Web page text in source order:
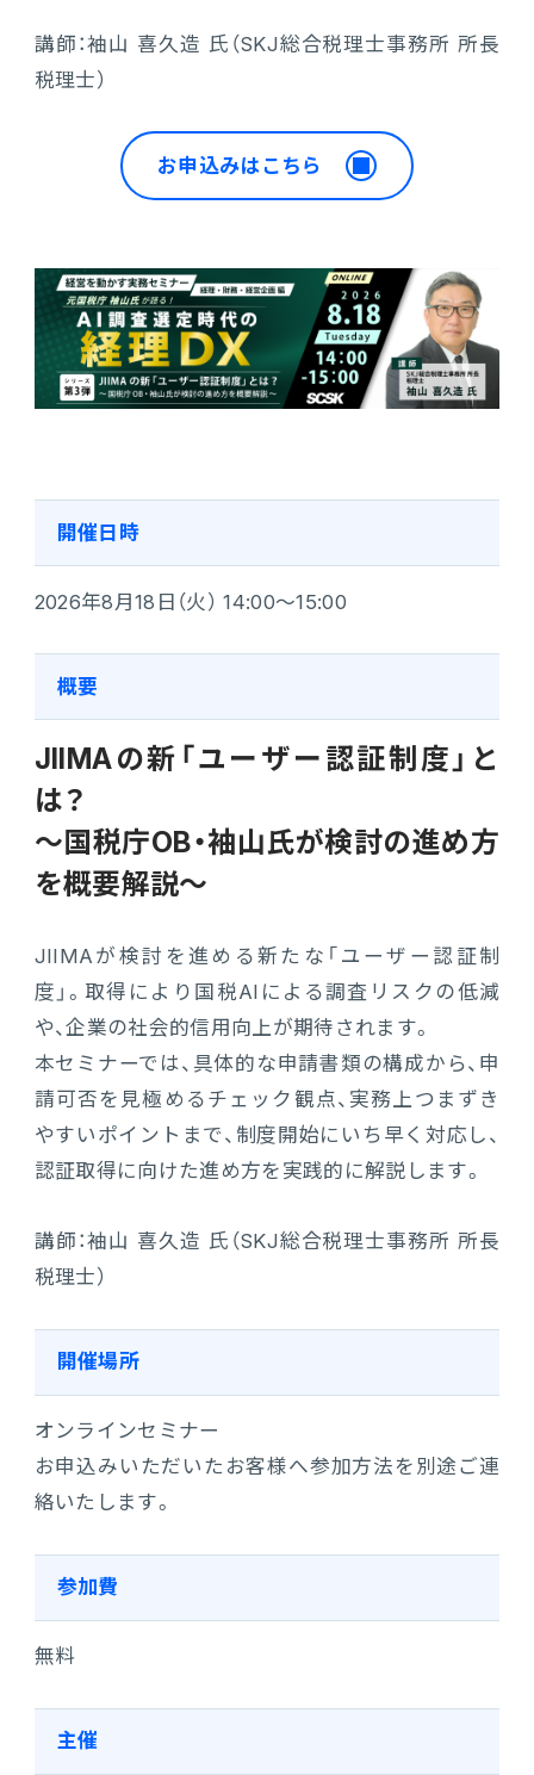
リース資産管理
CO₂排出量算定
「CO×COカルテ（ココカルテ）」
人事・給与
給与
個人番号管理
販売・購買・在庫管理
建設業向け基幹業務システム
生産管理
生産管理
MES
Fit to Standard
Best Practice
連携ソリューション
サポートサービス
業界特化型オファリング
卸売・商社 PROACTIVE Wholesale & Trade
素材・素材加工
電機・機械 PROACTIVE Electrical Machinery
建設 PROACTIVE Construction
ニュース・トピックス
製品関連動画
講師：袖山 喜久造 氏（SKJ総合税理士事務所 所長
税理士）
お申込みはこちら
開催日時
2026年8月18日（火） 14:00～15:00
概要
JIIMAの新「ユーザー認証制度」と
は？
～国税庁OB・袖山氏が検討の進め方
を概要解説～
JIIMAが検討を進める新たな「ユーザー認証制
度」。取得により国税AIによる調査リスクの低減
や、企業の社会的信用向上が期待されます。
本セミナーでは、具体的な申請書類の構成から、申
請可否を見極めるチェック観点、実務上つまずき
やすいポイントまで、制度開始にいち早く対応し、
認証取得に向けた進め方を実践的に解説します。
講師：袖山 喜久造 氏（SKJ総合税理士事務所 所長
税理士）
開催場所
オンラインセミナー
お申込みいただいたお客様へ参加方法を別途ご連
絡いたします。
参加費
無料
主催